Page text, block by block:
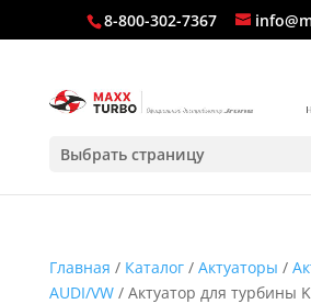
8-800-302-7367
Выбрать страницу
Главная / Каталог/ Актуаторы /
AUDI/VW/ Актуатор для турбины